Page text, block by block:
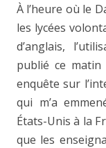
À l’heure où le
les lycées
d’anglais,
publié ce matin
enquête sur
qui m’a
États-Unis à la
que les